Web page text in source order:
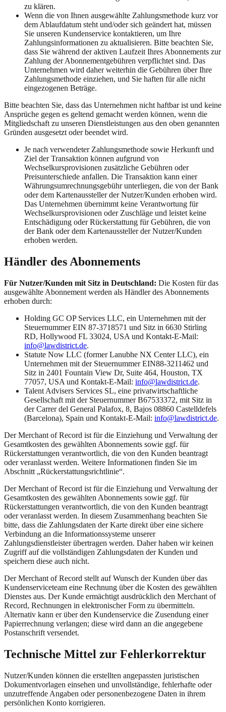
zu klären.
Wenn die von Ihnen ausgewählte Zahlungsmethode kurz vor
dem Ablaufdatum steht und/oder sich geändert hat, müssen
Sie unseren Kundenservice kontaktieren, um Ihre
Zahlungsinformationen zu aktualisieren. Bitte beachten Sie,
dass Sie während der aktiven Laufzeit Ihres Abonnements zur
Zahlung der Abonnementgebühren verpflichtet sind. Das
Unternehmen wird daher weiterhin die Gebühren über Ihre
Zahlungsmethode einziehen, und Sie haften für alle nicht
eingezogenen Beträge.
Bitte beachten Sie, dass das Unternehmen nicht haftbar ist und keine
Ansprüche gegen es geltend gemacht werden können, wenn die
Mitgliedschaft zu unseren Dienstleistungen aus den oben genannten
Gründen ausgesetzt oder beendet wird.
Je nach verwendeter Zahlungsmethode sowie Herkunft und
Ziel der Transaktion können aufgrund von
Wechselkursprovisionen zusätzliche Gebühren oder
Preisunterschiede anfallen. Die Transaktion kann einer
Währungsumrechnungsgebühr unterliegen, die von der Bank
oder dem Kartenaussteller der Nutzer/Kunden erhoben wird.
Das Unternehmen übernimmt keine Verantwortung für
Wechselkursprovisionen oder Zuschläge und leistet keine
Entschädigung oder Rückerstattung für Gebühren, die von
der Bank oder dem Kartenaussteller der Nutzer/Kunden
erhoben werden.
Händler des Abonnements
Für Nutzer/Kunden mit Sitz in Deutschland: Die Kosten für das
ausgewählte Abonnement werden als Händler des Abonnements
erhoben durch:
Holding GC OP Services LLC, ein Unternehmen mit der
Steuernummer EIN 87-3718571 und Sitz in 6630 Stirling
RD, Hollywood FL 33024, USA und Kontakt-E-Mail:
info@lawdistrict.de.
Statute Now LLC (former Lanubhe NX Center LLC), ein
Unternehmen mit der Steuernummer EIN88-3211462 und
Sitz in 2401 Fountain View Dr, Suite 464, Houston, TX
77057, USA und Kontakt-E-Mail: info@lawdistrict.de.
Talent Advisers Services SL, eine privatwirtschaftliche
Gesellschaft mit der Steuernummer B67533372, mit Sitz in
der Carrer del General Palafox, 8, Bajos 08860 Castelldefels
(Barcelona), Spain und Kontakt-E-Mail: info@lawdistrict.de.
Der Merchant of Record ist für die Einziehung und Verwaltung der
Gesamtkosten des gewählten Abonnements sowie ggf. für
Rückerstattungen verantwortlich, die von den Kunden beantragt
oder veranlasst werden. Weitere Informationen finden Sie im
Abschnitt „Rückerstattungsrichtlinie“.
Der Merchant of Record ist für die Einziehung und Verwaltung der
Gesamtkosten des gewählten Abonnements sowie ggf. für
Rückerstattungen verantwortlich, die von den Kunden beantragt
oder veranlasst werden. In diesem Zusammenhang beachten Sie
bitte, dass die Zahlungsdaten der Karte direkt über eine sichere
Verbindung an die Informationssysteme unserer
Zahlungsdienstleister übertragen werden. Daher haben wir keinen
Zugriff auf die vollständigen Zahlungsdaten der Kunden und
speichern diese auch nicht.
Der Merchant of Record stellt auf Wunsch der Kunden über das
Kundenserviceteam eine Rechnung über die Kosten des gewählten
Dienstes aus. Der Kunde ermächtigt ausdrücklich den Merchant of
Record, Rechnungen in elektronischer Form zu übermitteln.
Alternativ kann er über den Kundenservice die Zusendung einer
Papierrechnung verlangen; diese wird dann an die angegebene
Postanschrift versendet.
Technische Mittel zur Fehlerkorrektur
Nutzer/Kunden können die erstellten angepassten juristischen
Dokumentvorlagen einsehen und unvollständige, fehlerhafte oder
unzutreffende Angaben oder personenbezogene Daten in ihrem
persönlichen Konto korrigieren.